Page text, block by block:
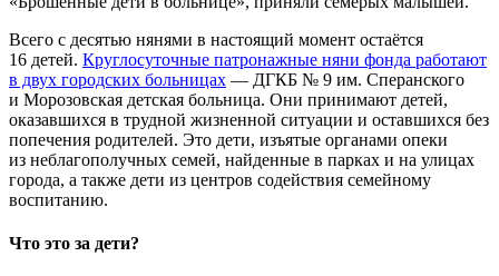
Всего с десятью нянями в настоящий момент остаётся
16 детей. Круглосуточные патронажные няни фонда работают
в двух городских больницах — ДГКБ № 9 им. Сперанского
и Морозовская детская больница. Они принимают детей,
оказавшихся в трудной жизненной ситуации и оставшихся без
попечения родителей. Это дети, изъятые органами опеки
из неблагополучных семей, найденные в парках и на улицах
города, а также дети из центров содействия семейному
воспитанию.
Что это за дети?